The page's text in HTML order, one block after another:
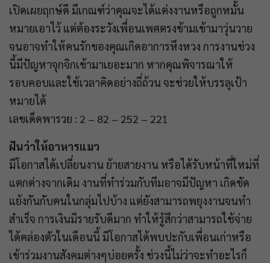
เปิดเผยฤกษ์ดี มีเกณฑ์ว่าคุณจะได้แต่งงานหรือถูกหมั้น
หมายเอาไว้ แต่ต้องระวังเพื่อนเพศตรงข้ามเข้ามาวุ่นวาย
จนอาจทำให้คนรักของคุณเกิดอาการหึงหวง การงานช่วง
นี้มีปัญหาจุกจิกเข้ามาเยอะมาก หากคุณพิจารณาให้
รอบคอบและใช้เวลาคิดอย่างถี่ถ้วน จะช่วยให้บรรลุเป้า
หมายได้
เลขเด็ดพารวย : 2 – 82 – 252 – 221
ฝันว่าให้อาหารแมว
มีโอกาสได้เปลี่ยนงาน ย้ายสายงาน หรือได้รับหน้าที่ใหม่ที่
แตกต่างจากเดิม งานที่ทำร่วมกับทีมอาจมีปัญหา เกิดขัด
แย้งกันกับคนในกลุ่มไปบ้าง แต่ยังสามารถพยุงงานจนทำ
สำเร็จ การเงินมีรายรับดีมาก ทำให้รู้สึกว่าสามารถใช้จ่าย
ได้คล่องตัวในเดือนนี้ มีโอกาสได้พบปะกับเพื่อนเก่าหรือ
เข้าร่วมงานสังคมต่างๆบ่อยครั้ง ช่วงนี้ไม่ว่าจะทำอะไรก็